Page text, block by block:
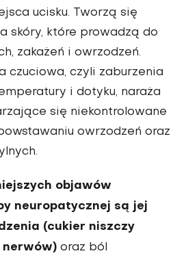
ucisku. Tworzą się
skóry, które prowadzą do
zakażeń i owrzodzeń.
czuciowa, czyli zaburzenia
i dotyku, naraża
się niekontrolowane
owrzodzeń oraz
objawów
neuropatycznej są jej
(cukier niszczy
nerwów) oraz ból